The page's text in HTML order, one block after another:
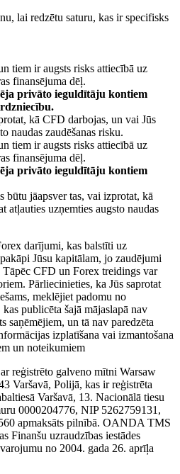
lai redzētu saturu, kas ir specifisks
tiem ir augsts risks attiecībā uz
finansējuma dēļ.
privāto ieguldītāju kontiem
kā CFD darbojas, un vai Jūs
naudas zaudēšanas risku.
tiem ir augsts risks attiecībā uz
finansējuma dēļ.
privāto ieguldītāju kontiem
jāapsver tas, vai izprotat, kā
atļauties uzņemties augsto naudas
darījumi, kas balstīti uz
Jūsu kapitālam, jo zaudējumi
Tāpēc CFD un Forex treidings var
Pārliecinieties, ka Jūs saprotat
meklējiet padomu no
publicēta šajā mājaslapā nav
saņēmējiem, un tā nav paredzēta
izplatīšana vai izmantošana
un noteikumiem
reģistrēto galveno mītni Warsaw
Varšavā, Polijā, kas ir reģistrēta
Varšavā, 13. Nacionālā tiesu
0000204776, NIP 5262759131,
apmaksāts pilnībā. OANDA TMS
Finanšu uzraudzības iestādes
no 2004. gada 26. aprīļa